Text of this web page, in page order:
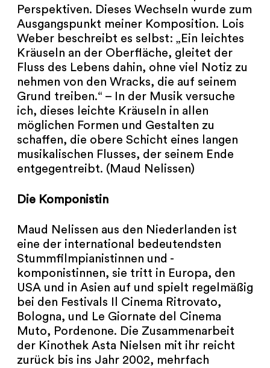
Perspektiven. Dieses Wechseln wurde zum
Ausgangspunkt meiner Komposition. Lois
Weber beschreibt es selbst: „Ein leichtes
Kräuseln an der Oberfläche, gleitet der
Fluss des Lebens dahin, ohne viel Notiz zu
nehmen von den Wracks, die auf seinem
Grund treiben.“ – In der Musik versuche
ich, dieses leichte Kräuseln in allen
möglichen Formen und Gestalten zu
schaffen, die obere Schicht eines langen
musikalischen Flusses, der seinem Ende
entgegentreibt. (Maud Nelissen)
Die Komponistin
Maud Nelissen aus den Niederlanden ist
eine der international bedeutendsten
Stummfilmpianistinnen und -
komponistinnen, sie tritt in Europa, den
USA und in Asien auf und spielt regelmäßig
bei den Festivals Il Cinema Ritrovato,
Bologna, und Le Giornate del Cinema
Muto, Pordenone. Die Zusammenarbeit
der Kinothek Asta Nielsen mit ihr reicht
zurück bis ins Jahr 2002, mehrfach